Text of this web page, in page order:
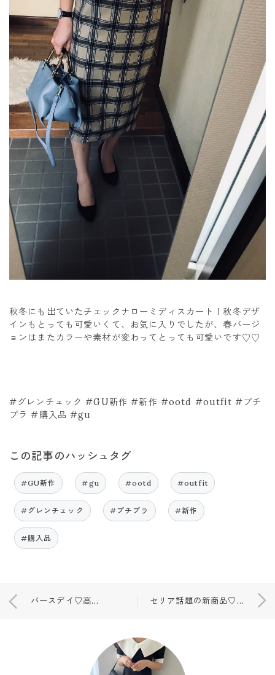
秋冬にも出ていたチェックナローミディスカート！秋冬デザ
インもとっても可愛いくて、お気に入りでしたが、春バージ
ョンはまたカラーや素材が変わってとっても可愛いです♡♡
#グレンチェック #GU新作 #新作 #ootd #outfit #プチ
プラ #購入品 #gu
この記事のハッシュタグ
#GU新作 #gu #ootd #outfit
#グレンチェック #プチプラ #新作
#購入品
バースデイ♡高見え靴👠購入品♡ セリア話題の新商品♡ジェルネイル